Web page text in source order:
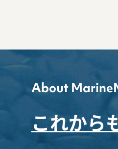
About
これから